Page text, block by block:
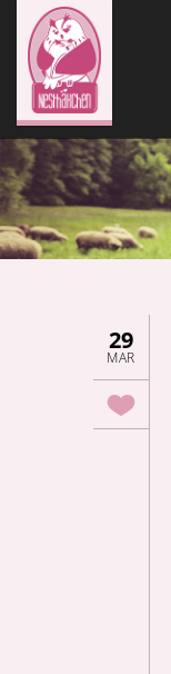
29
MAR